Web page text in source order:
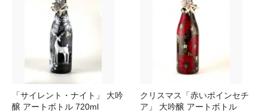
「サイレント・ナイト」 大吟
醸 アートボトル 720ml
クリスマス「赤いポインセチ
ア」 大吟醸 アートボトル